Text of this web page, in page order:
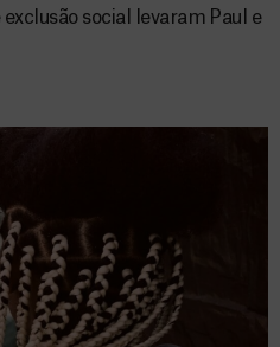
social levaram Paul e